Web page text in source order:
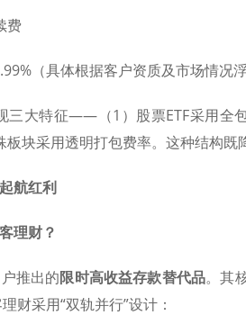
费
（具体根据客户资质及市场情况浮
三大特征——（1）股票ETF采用全
板块采用透明打包费率。这种结构
航红利
理财？
推出的限时高收益存款替代品。其
财采用“双轨并行”设计：